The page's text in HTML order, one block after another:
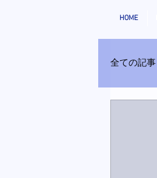
HOME
全ての記事